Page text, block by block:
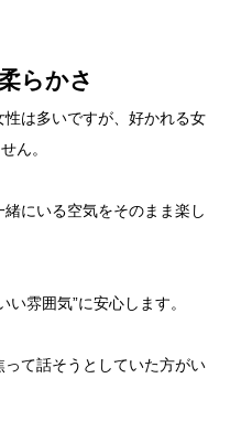
らかさ
は多いですが、好かれる女
ん。
にいる空気をそのまま楽し
雰囲気”に安心します。
て話そうとしていた方がい